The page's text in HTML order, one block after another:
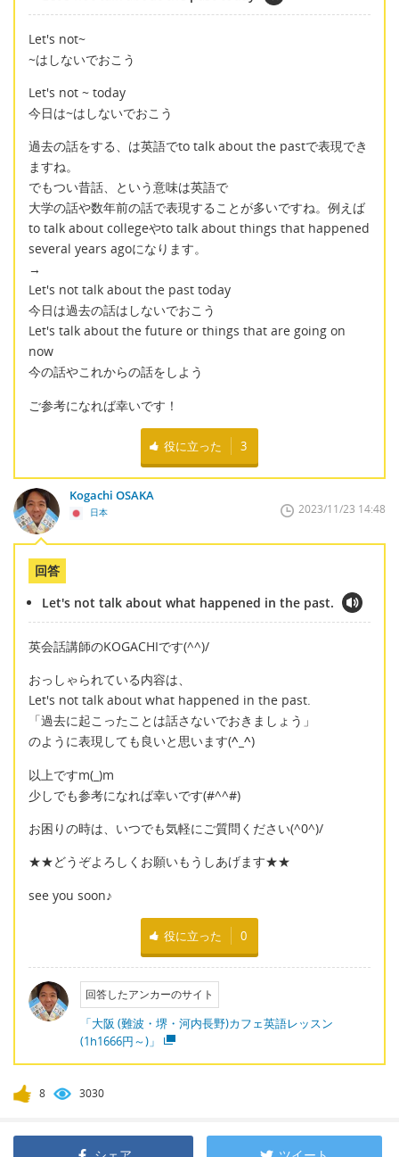
Let's not~
~はしないでおこう
Let's not ~ today
今日は~はしないでおこう
過去の話をする、は英語でto talk about the pastで表現でき
ますね。
でもつい昔話、という意味は英語で
大学の話や数年前の話で表現することが多いですね。例えば
to talk about collegeやto talk about things that happened
several years agoになります。
→
Let's not talk about the past today
今日は過去の話はしないでおこう
Let's talk about the future or things that are going on
now
今の話やこれからの話をしよう
ご参考になれば幸いです！
役に立った 3
Kogachi OSAKA
日本 2023/11/23 14:48
回答
Let's not talk about what happened in the past.
英会話講師のKOGACHIです(^^)/
おっしゃられている内容は、
Let's not talk about what happened in the past.
「過去に起こったことは話さないでおきましょう」
のように表現しても良いと思います(^_^)
以上ですm(_)m
少しでも参考になれば幸いです(#^^#)
お困りの時は、いつでも気軽にご質問ください(^0^)/
★★どうぞよろしくお願いもうしあげます★★
see you soon♪
役に立った 0
回答したアンカーのサイト
「大阪 (難波・堺・河内長野)カフェ英語レッスン
(1h1666円～)」
8 3030